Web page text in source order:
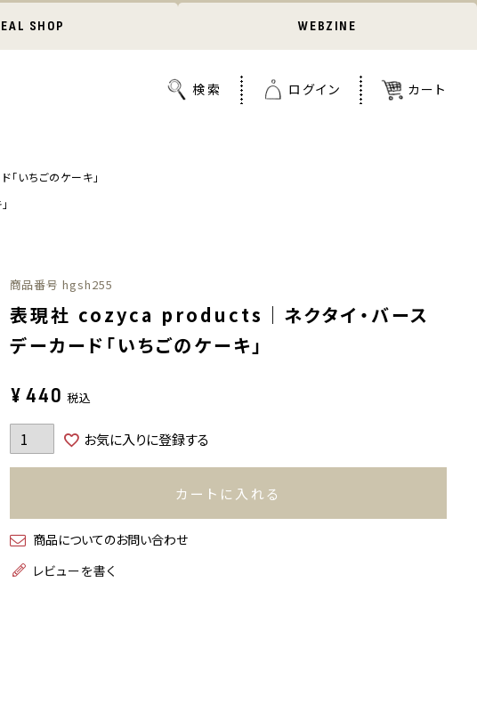
SHOP WEBZINE
いちごのケーキ」
商品番号 hgsh255
表現社 cozyca products｜ネクタイ・バース
デーカード「いちごのケーキ」
¥ 440 税込
お気に入りに登録する
カートに入れる
商品についてのお問い合わせ
レビューを書く